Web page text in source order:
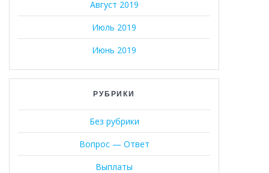
Август 2019
Июль 2019
Июнь 2019
РУБРИКИ
Без рубрики
Вопрос — Ответ
Выплаты